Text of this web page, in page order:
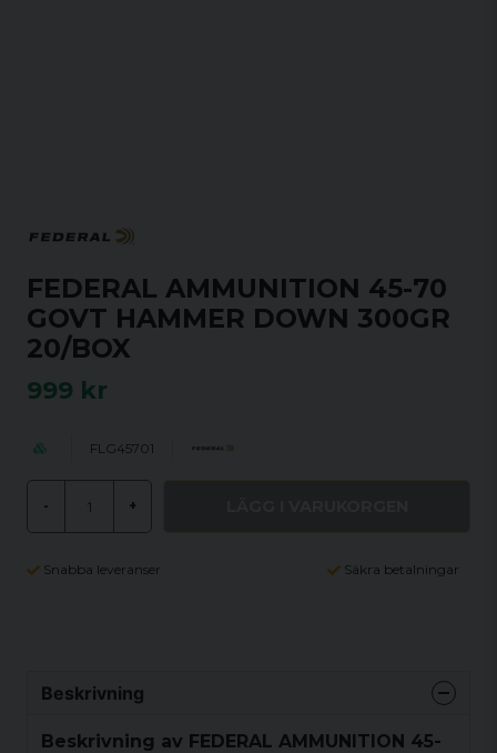
FEDERAL AMMUNITION 45-70
GOVT HAMMER DOWN 300GR
20/BOX
999 kr
FLG45701
- +
Snabba leveranser Säkra betalningar
Beskrivning
Beskrivning av FEDERAL AMMUNITION 45-